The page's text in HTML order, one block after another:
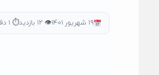
۱۹ شهریور ۱۴۰۱ 👁 ۱۲ بازدید ⏱ ۱ دقیقه مطالعه